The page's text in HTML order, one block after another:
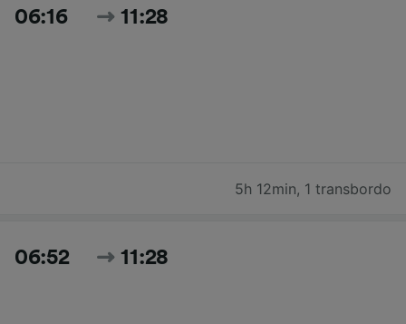
06:16 11:28
5h 12min, 1 transbordo
06:52 11:28